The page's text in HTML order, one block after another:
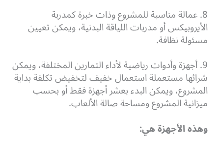
8. عمالة مناسبة للمشروع وذات خبرة كمدربة
الأيروبيكس أو مدربات اللياقة البدنية، ويمكن تعيين
مسئولة نظافة.
9. أجهزة وأدوات رياضية لأداء التمارين المختلفة، ويمكن
شرائها مستعملة استعمال خفيف لتخفيض تكلفة بداية
المشروع، ويمكن البدء بعشر أجهزة فقط أو بحسب
ميزانية المشروع ومساحة صالة الألعاب.
وهذه الأجهزة هي: